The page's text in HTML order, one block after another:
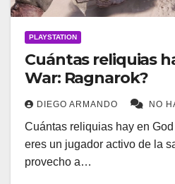
PLAYSTATION
Cuántas reliquias
War: Ragnarok?
DIEGO ARMANDO NO
Cuántas reliquias hay en
eres un jugador activo de la
provecho a…